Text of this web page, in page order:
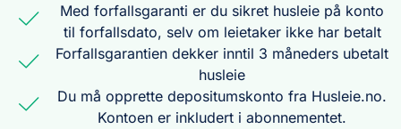
Med forfallsgaranti er du sikret husleie på konto
til forfallsdato, selv om leietaker ikke har betalt
Forfallsgarantien dekker inntil 3 måneders ubetalt
husleie
Du må opprette depositumskonto fra Husleie.no.
Kontoen er inkludert i abonnementet.